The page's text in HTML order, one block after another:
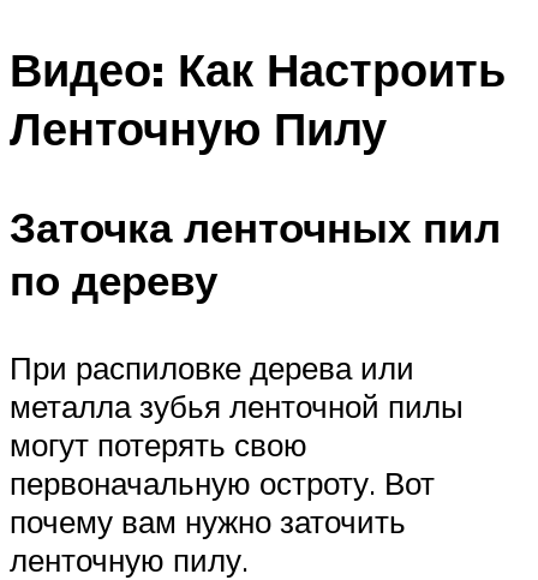
Видео: Как Настроить
Ленточную Пилу
Заточка ленточных пил
по дереву
При распиловке дерева или
металла зубья ленточной пилы
могут потерять свою
первоначальную остроту. Вот
почему вам нужно заточить
ленточную пилу.